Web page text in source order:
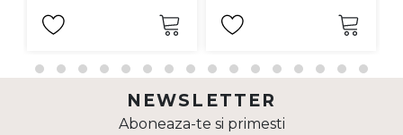
NEWSLETTER
Aboneaza-te si primesti